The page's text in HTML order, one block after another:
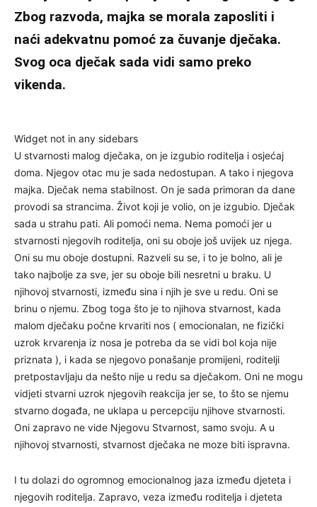
Zbog razvoda, majka se morala zaposliti i
naći adekvatnu pomoć za čuvanje dječaka.
Svog oca dječak sada vidi samo preko
vikenda.
Widget not in any sidebars
U stvarnosti malog dječaka, on je izgubio roditelja i osjećaj
doma. Njegov otac mu je sada nedostupan. A tako i njegova
majka. Dječak nema stabilnost. On je sada primoran da dane
provodi sa strancima. Život koji je volio, on je izgubio. Dječak
sada u strahu pati. Ali pomoći nema. Nema pomoći jer u
stvarnosti njegovih roditelja, oni su oboje još uvijek uz njega.
Oni su mu oboje dostupni. Razveli su se, i to je bolno, ali je
tako najbolje za sve, jer su oboje bili nesretni u braku. U
njihovoj stvarnosti, između sina i njih je sve u redu. Oni se
brinu o njemu. Zbog toga što je to njihova stvarnost, kada
malom dječaku počne krvariti nos ( emocionalan, ne fizički
uzrok krvarenja iz nosa je potreba da se vidi bol koja nije
priznata ), i kada se njegovo ponašanje promijeni, roditelji
pretpostavljaju da nešto nije u redu sa dječakom. Oni ne mogu
vidjeti stvarni uzrok njegovih reakcija jer se, to što se njemu
stvarno događa, ne uklapa u percepciju njihove stvarnosti.
Oni zapravo ne vide Njegovu Stvarnost, samo svoju. A u
njihovoj stvarnosti, stvarnost dječaka ne moze biti ispravna.
I tu dolazi do ogromnog emocionalnog jaza između djeteta i
njegovih roditelja. Zapravo, veza između roditelja i djeteta